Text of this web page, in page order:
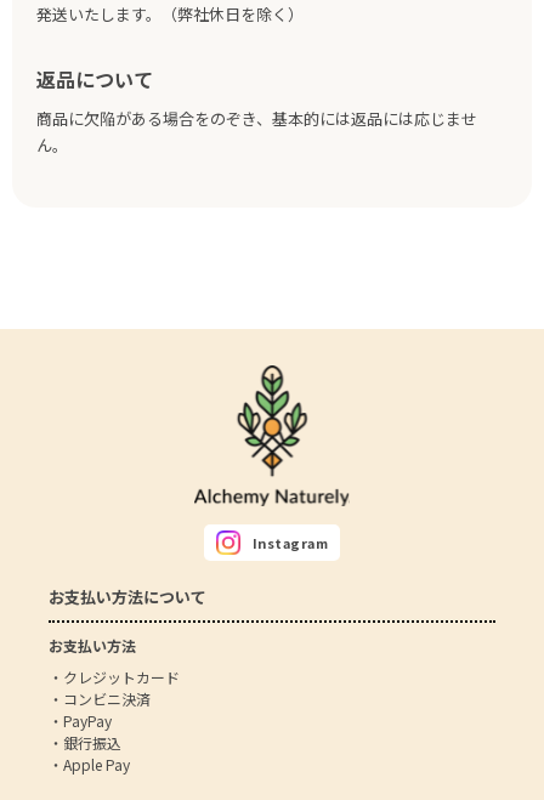
発送いたします。（弊社休日を除く）
返品について
商品に欠陥がある場合をのぞき、基本的には返品には応じませ
ん。
Instagram
お支払い方法について
お支払い方法
・クレジットカード
・コンビニ決済
・PayPay
・銀行振込
・Apple Pay